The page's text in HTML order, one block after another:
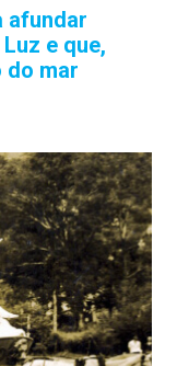
afundar
e que,
do mar